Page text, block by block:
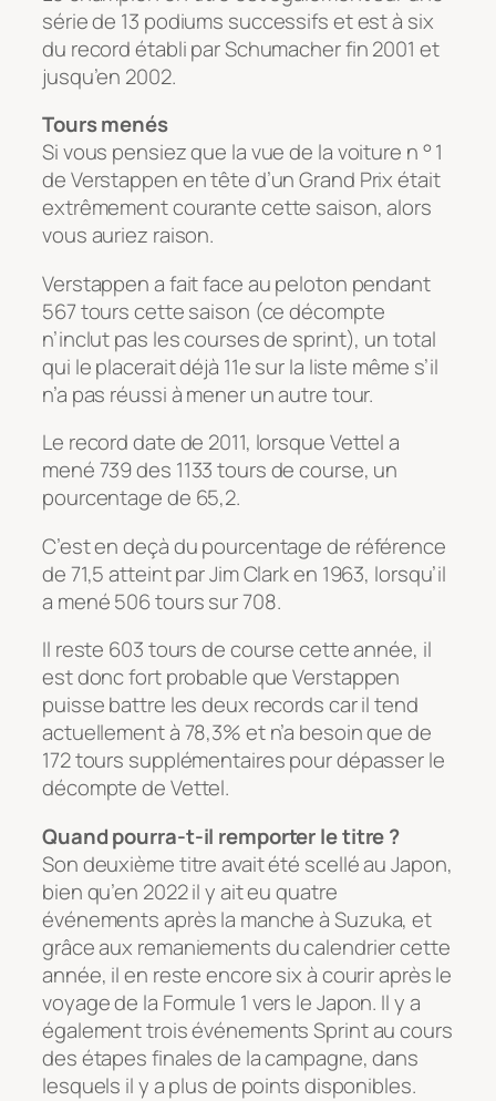
série de 13 podiums successifs et est à six
du record établi par Schumacher fin 2001 et
jusqu’en 2002.
Tours menés
Si vous pensiez que la vue de la voiture n ° 1
de Verstappen en tête d’un Grand Prix était
extrêmement courante cette saison, alors
vous auriez raison.
Verstappen a fait face au peloton pendant
567 tours cette saison (ce décompte
n’inclut pas les courses de sprint), un total
qui le placerait déjà 11e sur la liste même s’il
n’a pas réussi à mener un autre tour.
Le record date de 2011, lorsque Vettel a
mené 739 des 1133 tours de course, un
pourcentage de 65,2.
C’est en deçà du pourcentage de référence
de 71,5 atteint par Jim Clark en 1963, lorsqu’il
a mené 506 tours sur 708.
Il reste 603 tours de course cette année, il
est donc fort probable que Verstappen
puisse battre les deux records car il tend
actuellement à 78,3% et n’a besoin que de
172 tours supplémentaires pour dépasser le
décompte de Vettel.
Quand pourra-t-il remporter le titre ?
Son deuxième titre avait été scellé au Japon,
bien qu’en 2022 il y ait eu quatre
événements après la manche à Suzuka, et
grâce aux remaniements du calendrier cette
année, il en reste encore six à courir après le
voyage de la Formule 1 vers le Japon. Il y a
également trois événements Sprint au cours
des étapes finales de la campagne, dans
lesquels il y a plus de points disponibles.